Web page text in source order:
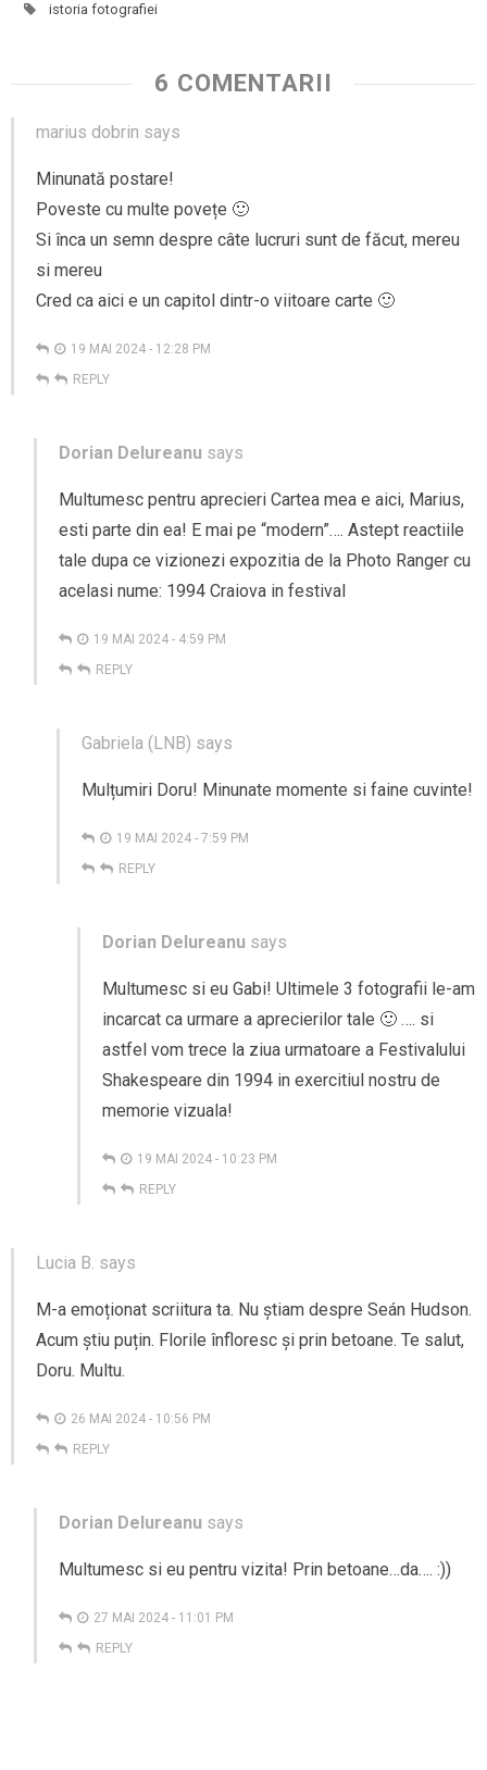
istoria fotografiei
6 COMENTARII
marius dobrin says
Minunată postare!
Poveste cu multe povețe 🙂
Si înca un semn despre câte lucruri sunt de făcut, mereu
si mereu
Cred ca aici e un capitol dintr-o viitoare carte 🙂
19 MAI 2024 - 12:28 PM
REPLY
Dorian Delureanu says
Multumesc pentru aprecieri Cartea mea e aici, Marius,
esti parte din ea! E mai pe “modern”…. Astept reactiile
tale dupa ce vizionezi expozitia de la Photo Ranger cu
acelasi nume: 1994 Craiova in festival
19 MAI 2024 - 4:59 PM
REPLY
Gabriela (LNB) says
Mulțumiri Doru! Minunate momente si faine cuvinte!
19 MAI 2024 - 7:59 PM
REPLY
Dorian Delureanu says
Multumesc si eu Gabi! Ultimele 3 fotografii le-am
incarcat ca urmare a aprecierilor tale 🙂 …. si
astfel vom trece la ziua urmatoare a Festivalului
Shakespeare din 1994 in exercitiul nostru de
memorie vizuala!
19 MAI 2024 - 10:23 PM
REPLY
Lucia B. says
M-a emoționat scriitura ta. Nu știam despre Seán Hudson.
Acum știu puțin. Florile înfloresc și prin betoane. Te salut,
Doru. Multu.
26 MAI 2024 - 10:56 PM
REPLY
Dorian Delureanu says
Multumesc si eu pentru vizita! Prin betoane…da…. :))
27 MAI 2024 - 11:01 PM
REPLY